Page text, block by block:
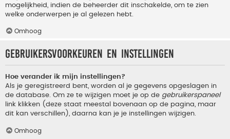
mogelijkheid, indien de beheerder dit inschakelde, om te zien
welke onderwerpen je al gelezen hebt.
Omhoog
Gebruikersvoorkeuren en instellingen
Hoe verander ik mijn instellingen?
Als je geregistreerd bent, worden al je gegevens opgeslagen in
de database. Om ze te wijzigen moet je op de gebruikerspaneel
link klikken (deze staat meestal bovenaan op de pagina, maar
dit kan verschillen), daarna kan je je instellingen wijzigen.
Omhoog